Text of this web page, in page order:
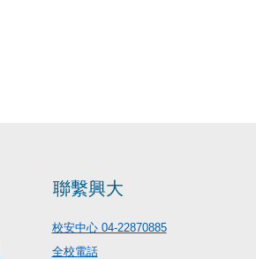
聯繫興大
校安中心 04-22870885
全校電話